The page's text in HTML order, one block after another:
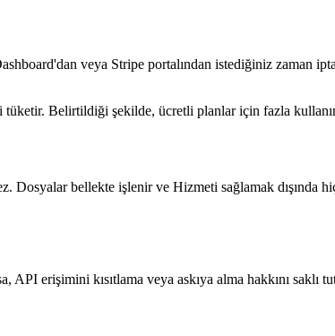
veya Stripe portalından istediğiniz zaman
tüketir. Belirtildiği şekilde, ücretli planlar için fazla
bellekte işlenir ve Hizmeti sağlamak dışında
erişimini kısıtlama veya askıya alma hakkını saklı